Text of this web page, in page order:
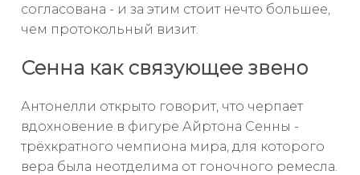
согласована - и за этим стоит нечто большее,
чем протокольный визит.
Сенна как связующее звено
Антонелли открыто говорит, что черпает
вдохновение в фигуре Айртона Сенны -
трёхкратного чемпиона мира, для которого
вера была неотделима от гоночного ремесла.